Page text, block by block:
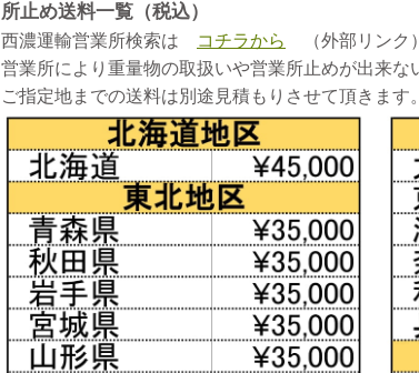
所止め送料一覧（税込）
西濃運輸営業所検索は コチラから
（外部リンク）
営業所により重量物の取扱いや営業所止めが出来な
ご指定地までの送料は別途見積もりさせて頂きます。